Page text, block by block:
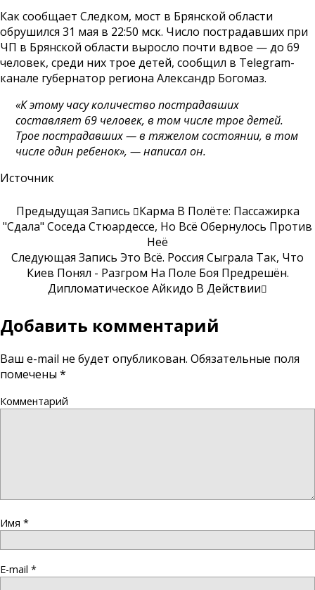
Как сообщает Следком, мост в Брянской области
обрушился 31 мая в 22:50 мск. Число пострадавших при
ЧП в Брянской области выросло почти вдвое — до 69
человек, среди них трое детей, сообщил в Telegram-
канале губернатор региона Александр Богомаз.
«К этому часу количество пострадавших
составляет 69 человек, в том числе трое детей.
Трое пострадавших — в тяжелом состоянии, в том
числе один ребенок», — написал он.
Источник
Предыдущая Запись
Карма В Полёте: Пассажирка
"сдала" Соседа Стюардессе, Но Всё Обернулось Против
Неё
Следующая Запись Это Всё. Россия Сыграла Так, Что
Киев Понял - Разгром На Поле Боя Предрешён.
Дипломатическое Айкидо В Действии
Добавить комментарий
Ваш e-mail не будет опубликован. Обязательные поля
помечены *
Комментарий
Имя *
E-mail *